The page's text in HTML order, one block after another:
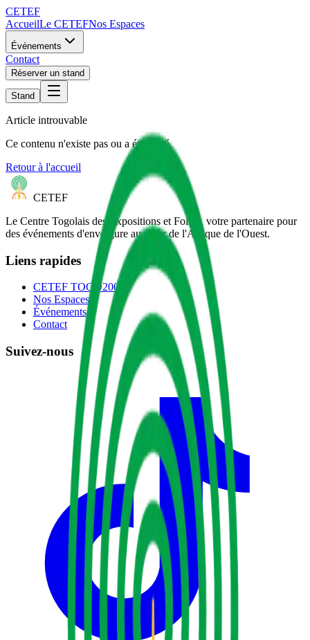
CETEF
AccueilLe CETEFNos Espaces
Événements
Contact
Réserver un stand
Stand
Article introuvable
Ce contenu n'existe pas ou a été retiré.
Retour à l'accueil
CETEF
Le Centre Togolais des Expositions et Foires, votre partenaire pour
des événements d'envergure au cœur de l'Afrique de l'Ouest.
Liens rapides
CETEF TOGO2000
Nos Espaces
Événements
Contact
Suivez-nous